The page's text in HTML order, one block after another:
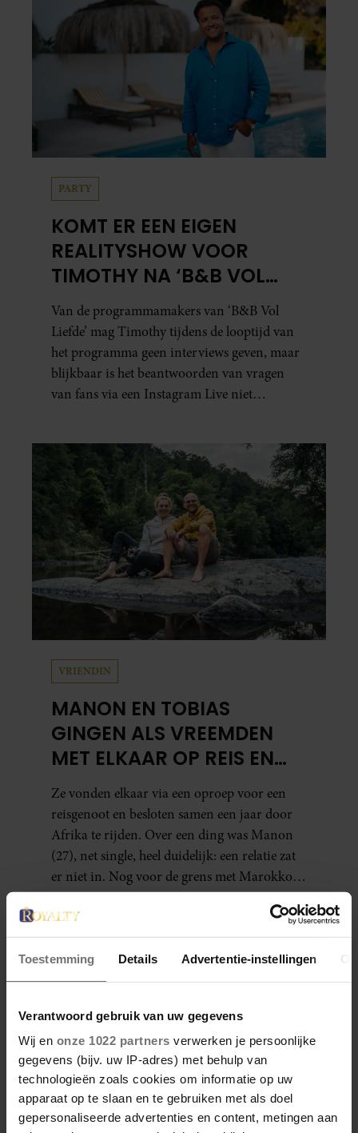
Toestemming Details Advertentie-instellingen
Verantwoord gebruik van uw gegevens
Wij en onze 1022 partners verwerken je persoonlijke
gegevens (bijv. uw IP-adres) met behulp van
technologieën zoals cookies om informatie op uw
apparaat op te slaan en te gebruiken met als doel
gepersonaliseerde advertenties en content, metingen aan
PARTY
KOMT ER EEN EIGEN
REALITYSHOW VOOR
TIMOTHY NA ‘B&B VOL
LIEFDE?’
Van de programmamakers van ‘B&B Vol
Liefde’ mag Timothy tijdens de looptijd van
het programma geen interviews geven, maar
blijkbaar is het beantwoorden van vragen
van fans via een Instagram Live niet
VRIENDIN
MANON EN TOBIAS
GINGEN ALS VREEMDEN
MET ELKAAR OP REIS EN
ZIJN NU EEN STEL: ‘IK ZEI
NOG: DIT WORDT NIETS!’
Ze vonden elkaar via een oproep voor een
reisgenoot en besloten samen een jaar door
Afrika te rijden. Over een ding was Manon
(27), net single, heel duidelijk: een relatie zat
er niet in. Nog voor de grens met Marokko
waren zij en Tobias (33) een stel. O en van dat
jaartje reizen maakten ze meteen maar even
drie jaar. “Ik had zo stellig gezegd: dit wordt
niets!”